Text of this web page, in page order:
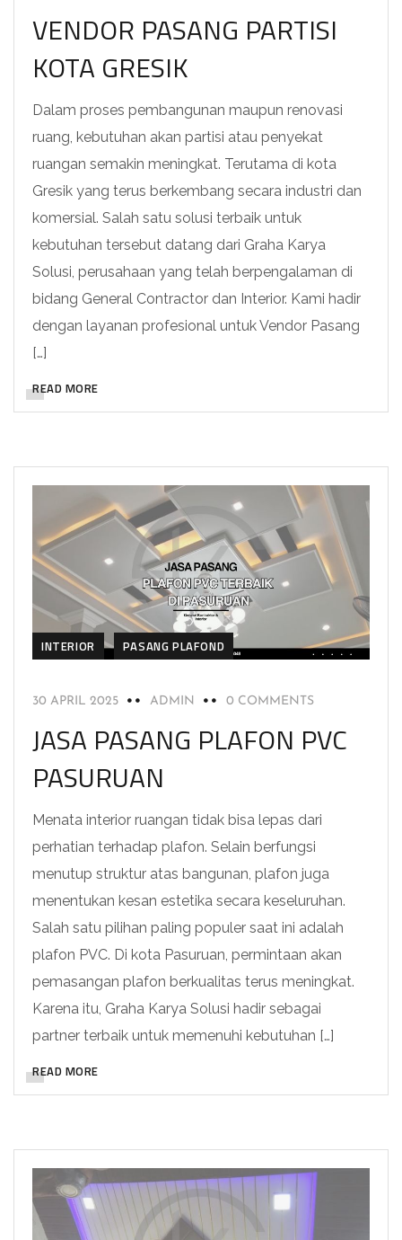
VENDOR PASANG PARTISI
KOTA GRESIK
Dalam proses pembangunan maupun renovasi
ruang, kebutuhan akan partisi atau penyekat
ruangan semakin meningkat. Terutama di kota
Gresik yang terus berkembang secara industri dan
komersial. Salah satu solusi terbaik untuk
kebutuhan tersebut datang dari Graha Karya
Solusi, perusahaan yang telah berpengalaman di
bidang General Contractor dan Interior. Kami hadir
dengan layanan profesional untuk Vendor Pasang
[…]
READ MORE
INTERIOR PASANG PLAFOND
30 APRIL 2025 ADMIN 0 COMMENTS
JASA PASANG PLAFON PVC
PASURUAN
Menata interior ruangan tidak bisa lepas dari
perhatian terhadap plafon. Selain berfungsi
menutup struktur atas bangunan, plafon juga
menentukan kesan estetika secara keseluruhan.
Salah satu pilihan paling populer saat ini adalah
plafon PVC. Di kota Pasuruan, permintaan akan
pemasangan plafon berkualitas terus meningkat.
Karena itu, Graha Karya Solusi hadir sebagai
partner terbaik untuk memenuhi kebutuhan […]
READ MORE